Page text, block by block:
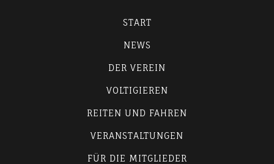
START
NEWS
DER VEREIN
VOLTIGIEREN
REITEN UND FAHREN
VERANSTALTUNGEN
FÜR DIE MITGLIEDER